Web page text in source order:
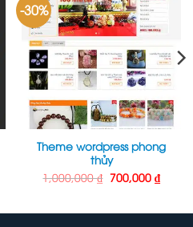
₫.
-30%
Theme wordpress phong
thủy
1,000,000₫ Giá
gốc
700,000 ₫Giá
hiện